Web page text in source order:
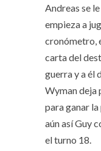
Andreas se
empieza a
cronómetro,
carta del
guerra y a él
Wyman deja
para ganar
aún así Guy
el turno 18.